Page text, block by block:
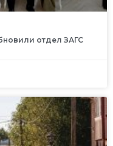
отдел ЗАГС